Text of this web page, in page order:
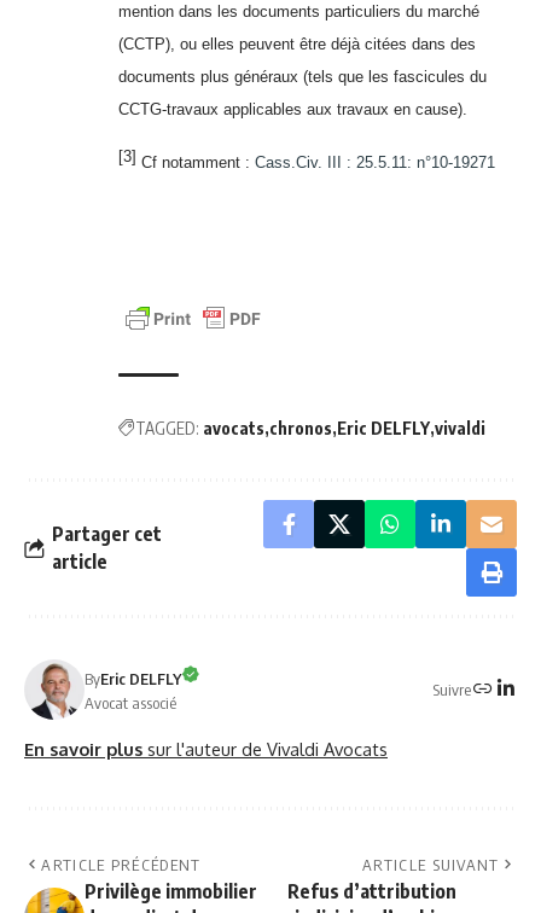
mention dans les documents particuliers du marché
(CCTP), ou elles peuvent être déjà citées dans des
documents plus généraux (tels que les fascicules du
CCTG-travaux applicables aux travaux en cause).
[3] Cf notamment : Cass.Civ. III : 25.5.11: n°10-19271
TAGGED: avocats chronos Eric DELFLY vivaldi
Partager cet
article
ByEric DELFLY
Avocat associé
Suivre
En savoir plus sur l'auteur de Vivaldi Avocats
ARTICLE PRÉCÉDENT
Privilège immobilier
ARTICLE SUIVANT
Refus d’attribution